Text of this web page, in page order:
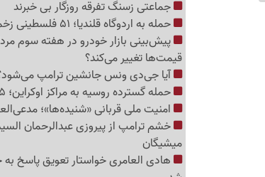
جماعتی زسنگ تفرقه روزگار بی خبرند
حمله به اردوگاه قلندیا؛ 51 فلسطینی زخمی و بیش از 70 بازداشتی
قیمت‌ها تغییر می‌کند؟
آیا جی‌دی ونس جانشین ترامپ می‌شود؟
حمله گسترده روسیه به مراکز اوکراین؛ 155 هدف منهدم شد
امنیت ملی قربانی «شنیده‌ها»؛
خشم ترامپ از پیروزی عبدالرحمان
میشیگان
هادی العامری خواستار تعویق پاسخ